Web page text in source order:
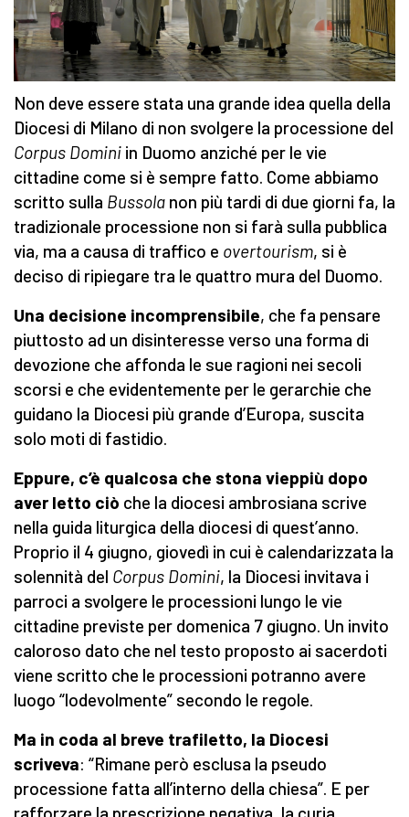
Non deve essere stata una grande idea quella della
Diocesi di Milano di non svolgere la processione del
Corpus Domini in Duomo anziché per le vie
cittadine come si è sempre fatto. Come abbiamo
scritto sulla Bussola non più tardi di due giorni fa, la
tradizionale processione non si farà sulla pubblica
via, ma a causa di traffico e overtourism, si è
deciso di ripiegare tra le quattro mura del Duomo.
Una decisione incomprensibile, che fa pensare
piuttosto ad un disinteresse verso una forma di
devozione che affonda le sue ragioni nei secoli
scorsi e che evidentemente per le gerarchie che
guidano la Diocesi più grande d’Europa, suscita
solo moti di fastidio.
Eppure, c’è qualcosa che stona vieppiù dopo
aver letto ciò che la diocesi ambrosiana scrive
nella guida liturgica della diocesi di quest’anno.
Proprio il 4 giugno, giovedì in cui è calendarizzata la
solennità del Corpus Domini, la Diocesi invitava i
parroci a svolgere le processioni lungo le vie
cittadine previste per domenica 7 giugno. Un invito
caloroso dato che nel testo proposto ai sacerdoti
viene scritto che le processioni potranno avere
luogo “lodevolmente” secondo le regole.
Ma in coda al breve trafiletto, la Diocesi
scriveva: “Rimane però esclusa la pseudo
processione fatta all’interno della chiesa”. E per